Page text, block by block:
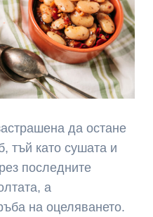
да остане
тъй като сушата и
последните
а
на оцеляването.